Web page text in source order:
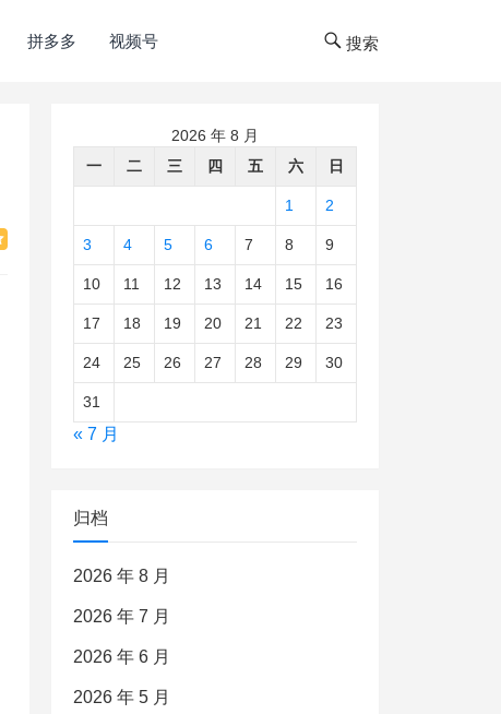
拼多多 视频号 搜索
2026 年 8 月
一
二 三 四 五 六 日
1 2
3 4 5 6 7 8 9
10 11 12 13 14 15 16
17 18 19 20 21 22 23
24 25 26 27 28 29 30
31
« 7 月
归档
2026 年 8 月
2026 年 7 月
2026 年 6 月
2026 年 5 月